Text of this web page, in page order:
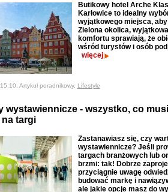
Butikowy hotel Arche
Karłowice to idealny
wyjątkowego miejsca,
Zielona okolica,
komfortu sprawiają, że
wśród turystów i osób
więcej
Artykuł poradnikowy, Lifestyle
wystawiennicze - wszystko, co
targi
Zastanawiasz się, czy
wystawiennicze? Jeśli
targach branżowych lub
brzmi: tak! Dobrze
przyciągnie uwagę
budować markę i
ale jakie opcje masz do